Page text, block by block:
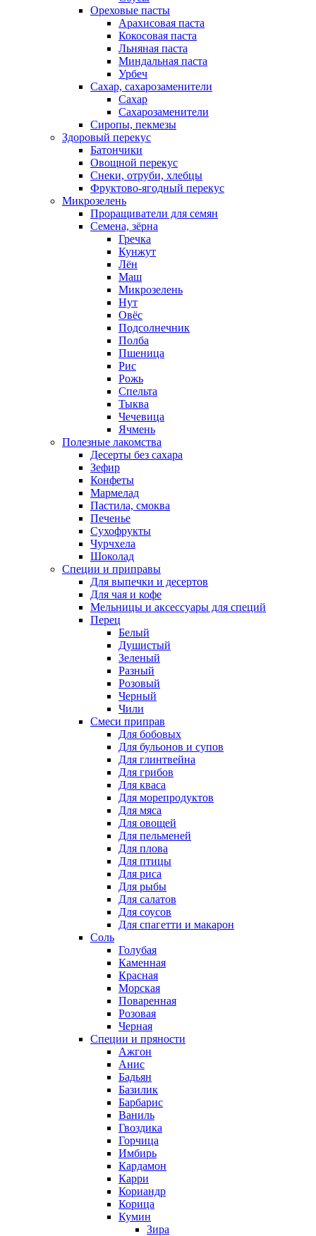
Ореховые пасты
Арахисовая паста
Кокосовая паста
Льняная паста
Миндальная паста
Урбеч
Сахар, сахарозаменители
Сахар
Сахарозаменители
Сиропы, пекмезы
Здоровый перекус
Батончики
Овощной перекус
Снеки, отруби, хлебцы
Фруктово-ягодный перекус
Микрозелень
Проращиватели для семян
Семена, зёрна
Гречка
Кунжут
Лён
Маш
Микрозелень
Нут
Овёс
Подсолнечник
Полба
Пшеница
Рис
Рожь
Спельта
Тыква
Чечевица
Ячмень
Полезные лакомства
Десерты без сахара
Зефир
Конфеты
Мармелад
Пастила, смоква
Печенье
Сухофрукты
Чурчхела
Шоколад
Специи и приправы
Для выпечки и десертов
Для чая и кофе
Мельницы и аксессуары для специй
Перец
Белый
Душистый
Зеленый
Разный
Розовый
Черный
Чили
Смеси приправ
Для бобовых
Для бульонов и супов
Для глинтвейна
Для грибов
Для кваса
Для морепродуктов
Для мяса
Для овощей
Для пельменей
Для плова
Для птицы
Для риса
Для рыбы
Для салатов
Для соусов
Для спагетти и макарон
Соль
Голубая
Каменная
Красная
Морская
Поваренная
Розовая
Черная
Специи и пряности
Ажгон
Анис
Бадьян
Базилик
Барбарис
Ваниль
Гвоздика
Горчица
Имбирь
Кардамон
Карри
Кориандр
Корица
Кумин
Зира